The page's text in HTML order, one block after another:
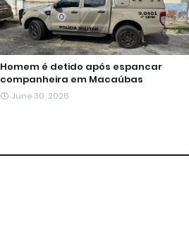
Homem é detido após espancar
companheira em Macaúbas
June 30, 2026